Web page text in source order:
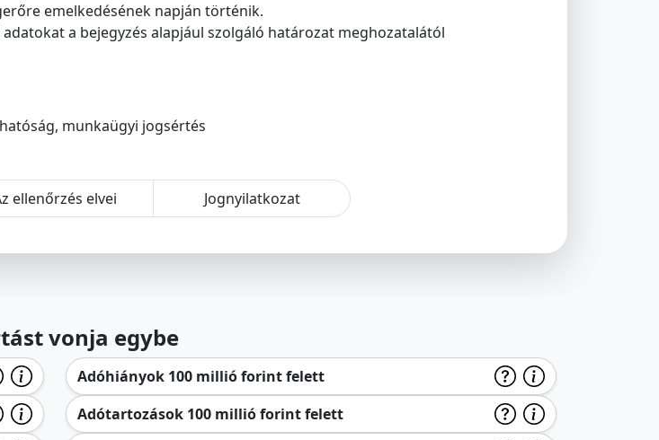
emelkedésének napján történik.
a bejegyzés alapjául szolgáló határozat meghozatalától
munkaügyi jogsértés
ellenőrzés elvei Jognyilatkozat
vonja egybe
Adóhiányok 100 millió forint felett
Adótartozások 100 millió forint felett